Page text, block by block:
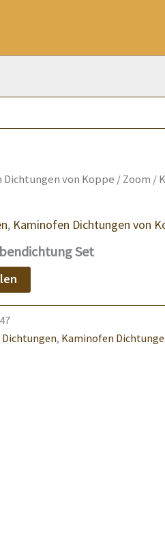
Dichtungen von Koppe /Zoom /
, Kaminofen Dichtungen von
Set
, Kaminofen